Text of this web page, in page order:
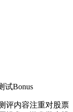
试Bonus
评内容注重对股票